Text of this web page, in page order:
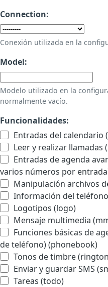
Connection:
Conexión utilizada en la
Model:
Modelo utilizado en la
normalmente vacío.
Funcionalidades:
Entradas del calendario
Leer y realizar llamadas
Entradas de agenda
varios números por
Manipulación archivos
Información del
Logotipos (logo)
Mensaje multimedia
Funciones básicas de
de teléfono) (phonebook)
Tonos de timbre
Enviar y guardar SMS
Tareas (todo)